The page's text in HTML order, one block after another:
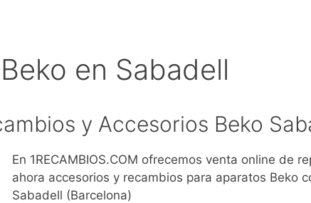
en Sabadell
y Accesorios Beko
En 1RECAMBIOS.COM ofrecemos venta online de
ahora accesorios y recambios para aparatos Beko
Sabadell (Barcelona)